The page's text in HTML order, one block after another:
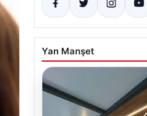
Yan Manşet